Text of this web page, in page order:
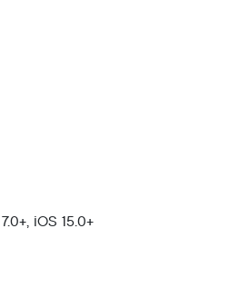
iOS 15.0+